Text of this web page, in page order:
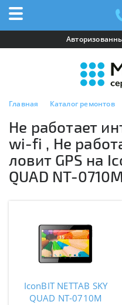
Главная Каталог ремонтов
Не работает
wi-fi , Не
ловит GPS на
QUAD NT-0710M
IconBIT NETTAB SKY
QUAD NT-0710M